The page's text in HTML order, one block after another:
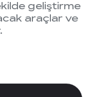
geliştirme
araçlar ve